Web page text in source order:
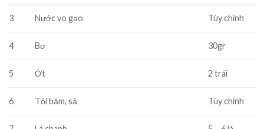
3 Nước vo gạo Tùy chỉnh
4 Bơ 30gr
5 Ớt 2 trái
6 Tỏi băm, sả Tùy chỉnh